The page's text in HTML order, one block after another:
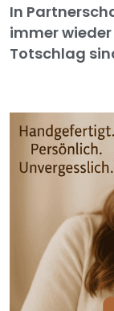
In
immer
Totschlag